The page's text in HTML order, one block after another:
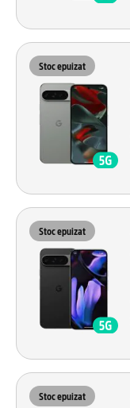
Stoc epuizat
Stoc epuizat
Stoc epuizat